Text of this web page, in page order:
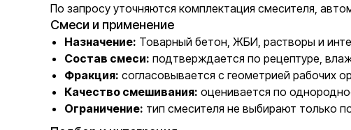
По запросу уточняются комплектация смесителя,
Смеси и применение
Назначение: Товарный бетон, ЖБИ, растворы и
Состав смеси: подтверждается по рецептуре,
Фракция: согласовывается с геометрией рабочих
Качество смешивания: оценивается по
Ограничение: тип смесителя не выбирают только